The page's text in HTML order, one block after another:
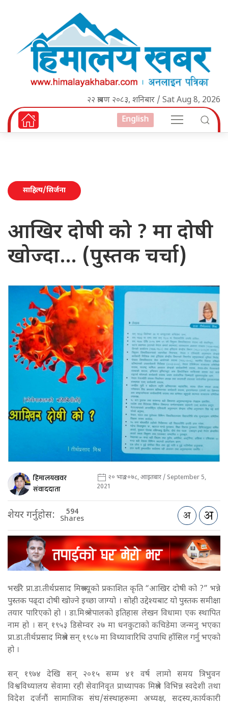
२२ श्रावण २०८३, शनिबार / Sat Aug 8, 2026
English
साहित्य/सिर्जना
आखिर दोषी को ? मा दोषी
खोज्दा… (पुस्तक चर्चा)
हिमालयखवर
संवाददाता
२० भाद्र २०७८, आइतबार / September 5,
2021
शेयर गर्नुहोस: 594
Shares
भर्खरै प्रा.डा.तीर्थप्रसाद मिश्रज्यूको प्रकाशित कृति “आखिर दोषी को ?” भन्ने
पुस्तक पढ्दा दोषी खोज्ने इच्छा जाग्यो । सोही उद्देश्यबाट यो पुस्तक समीक्षा
तयार पारिएको हो । डा.मिश्र नेपालको इतिहास लेखन विधामा एक स्थापित
नाम हो । सन् १९५३ डिसेम्वर २७ मा धनकुटाको कचिडेमा जन्मनु भएका
प्रा.डा.तीर्थप्रसाद मिश्रले सन् १९८७ मा विध्यावारिधि उपाधि हाँसिल गर्नु भएको
हो ।
सन् १९७४ देखि सन् २०१५ सम्म ४१ वर्ष लामो समय त्रिभुवन
विश्वविध्यालय सेवामा रही सेवानिवृत प्राध्यापक मिश्रले विभिन्न स्वदेशी तथा
विदेश दर्जनौं सामाजिक संघ/संस्थाहरूमा अध्यक्ष, सदस्य,कार्यकारी